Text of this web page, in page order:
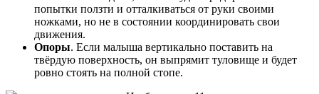
попытки ползти и отталкиваться от руки своими
ножками, но не в состоянии координировать свои
движения.
Опоры. Если малыша вертикально поставить на
твёрдую поверхность, он выпрямит туловище и будет
ровно стоять на полной стопе.